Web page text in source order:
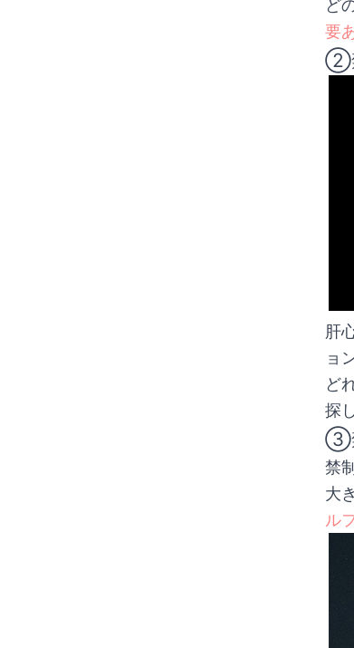
要
②
肝
ョ
ど
探
③
禁
大
ル